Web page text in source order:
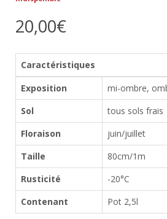
20,00€
Caractéristiques
Exposition
mi-ombre,
Sol
tous sols frais
Floraison
juin/juillet
Taille
80cm/1m
Rusticité
-20°C
Contenant
Pot 2,5l